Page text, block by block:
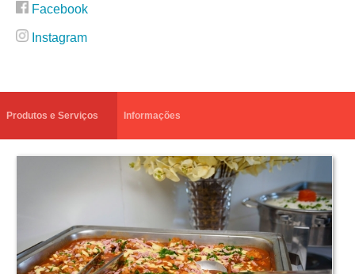
Facebook
Instagram
Produtos e Serviços Informações